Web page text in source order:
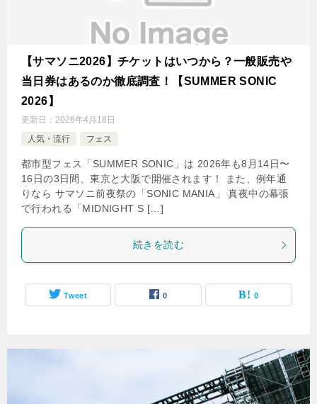
【サマソニ2026】チケットはいつから？一般販売や
当日券はあるのか徹底調査！【SUMMER SONIC
2026】
更新日： 2026年4月18日
人気・流行
フェス
都市型フェス「SUMMER SONIC」は 2026年も8月14日〜
16日の3日間、東京と大阪で開催されます！ また、例年通
りなら サマソニ前夜祭の「SONIC MANIA」 真夜中の幕張
で行われる「MIDNIGHT S […]
続きを読む
Tweet 0 0